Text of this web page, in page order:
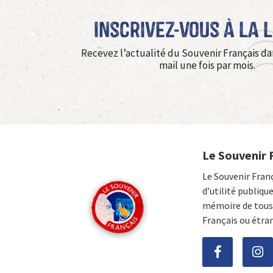
Inscrivez-vous à La
Recevez l’actualité du Souvenir Français
mail une fois par mois.
Le Souvenir
Le Souvenir
d’utilité
mémoire de
Français ou